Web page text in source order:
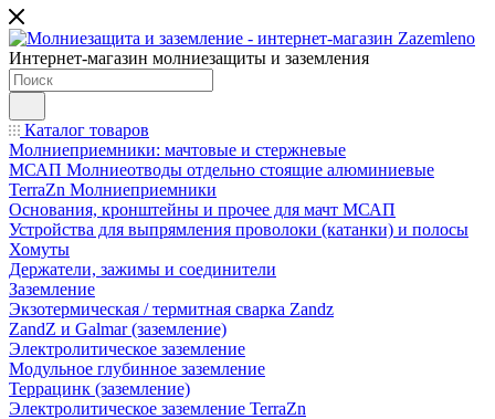
Интернет-магазин молниезащиты и заземления
Каталог товаров
Молниеприемники: мачтовые и стержневые
МСАП Молниеотводы отдельно стоящие алюминиевые
TerraZn Молниеприемники
Основания, кронштейны и прочее для мачт МСАП
Устройства для выпрямления проволоки (катанки) и полосы
Хомуты
Держатели, зажимы и соединители
Заземление
Экзотермическая / термитная сварка Zandz
ZandZ и Galmar (заземление)
Электролитическое заземление
Модульное глубинное заземление
Террацинк (заземление)
Электролитическое заземление TerraZn